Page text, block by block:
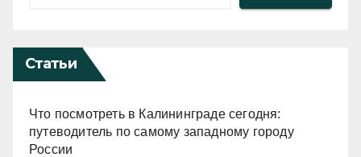
Статьи
Что посмотреть в Калининграде сегодня:
путеводитель по самому западному городу
России